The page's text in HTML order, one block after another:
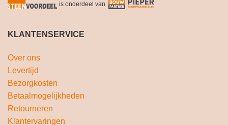
is onderdeel van
KLANTENSERVICE
Over ons
Levertijd
Bezorgkosten
Betaalmogelijkheden
Retourneren
Klantervaringen